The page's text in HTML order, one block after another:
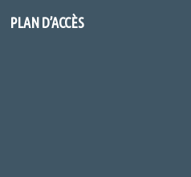
PLAN D’ACCÈS